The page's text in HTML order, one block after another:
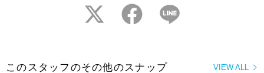
twitter facebook
VIEW ALL
このスタッフのその他のスナップ